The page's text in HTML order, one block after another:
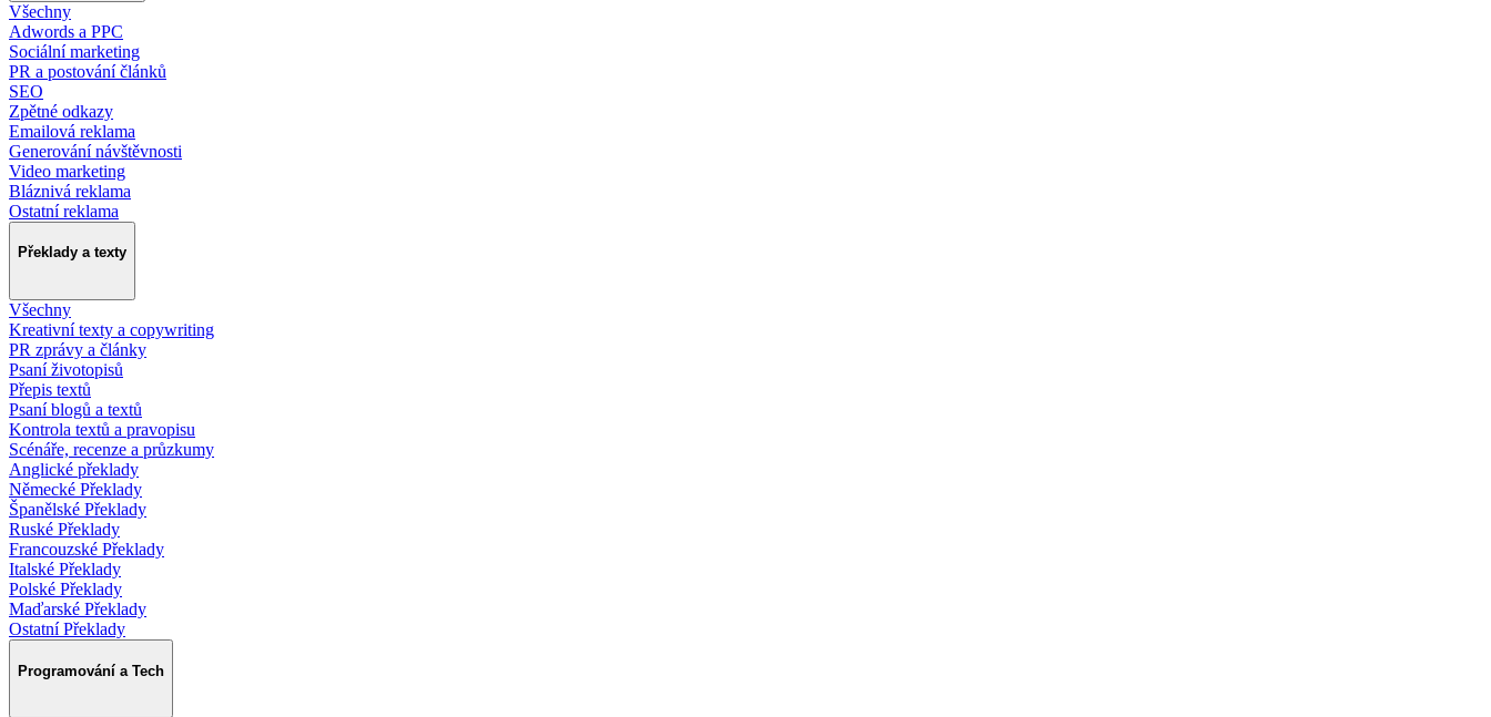
Všechny
Adwords a PPC
Sociální marketing
PR a postování článků
SEO
Zpětné odkazy
Emailová reklama
Generování návštěvnosti
Video marketing
Bláznivá reklama
Ostatní reklama
Překlady a texty
Všechny
Kreativní texty a copywriting
PR zprávy a články
Psaní životopisů
Přepis textů
Psaní blogů a textů
Kontrola textů a pravopisu
Scénáře, recenze a průzkumy
Anglické překlady
Německé Překlady
Španělské Překlady
Ruské Překlady
Francouzské Překlady
Italské Překlady
Polské Překlady
Maďarské Překlady
Ostatní Překlady
Programování a Tech